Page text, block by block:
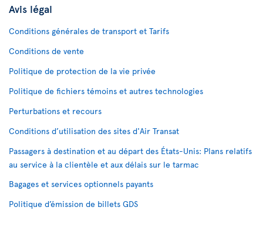
Avis légal
Conditions générales de transport et Tarifs
Conditions de vente
Politique de protection de la vie privée
Politique de fichiers témoins et autres technologies
Perturbations et recours
Conditions d’utilisation des sites d'Air Transat
Passagers à destination et au départ des États-Unis: Plans relatifs
au service à la clientèle et aux délais sur le tarmac
Bagages et services optionnels payants
Politique d’émission de billets GDS